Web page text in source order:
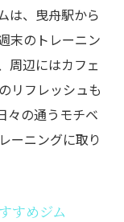
は、曳舟駅から
末のトレーニン
周辺にはカフェ
リフレッシュも
々の通うモチベ
ーニングに取り
すめジム